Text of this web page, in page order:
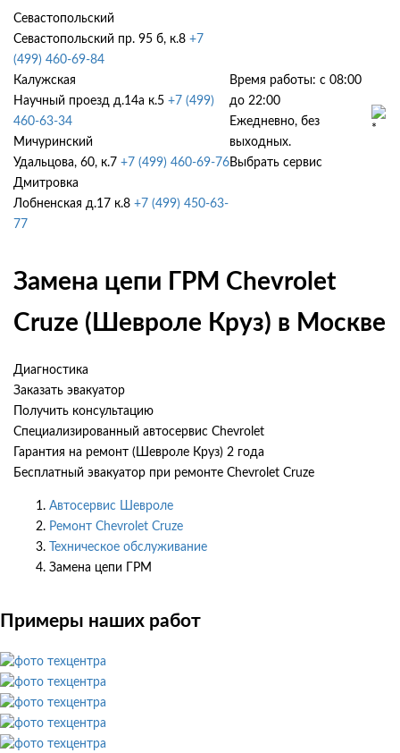
Севастопольский
Севастопольский пр. 95 б, к.8 +7
(499) 460-69-84
Калужская
Научный проезд д.14а к.5 +7 (499)
460-63-34
Мичуринский
Удальцова, 60, к.7 +7 (499) 460-69-76
Дмитровка
Лобненская д.17 к.8 +7 (499) 450-63-
77
Время работы: с 08:00
до 22:00
Ежедневно, без
выходных.
Выбрать сервис
Замена цепи ГРМ Chevrolet
Cruze (Шевроле Круз) в Москве
Диагностика
Заказать эвакуатор
Получить консультацию
Специализированный автосервис Chevrolet
Гарантия на ремонт (Шевроле Круз) 2 года
Бесплатный эвакуатор при ремонте Chevrolet Cruze
Автосервис Шевроле
Ремонт Chevrolet Cruze
Техническое обслуживание
Замена цепи ГРМ
Примеры наших работ